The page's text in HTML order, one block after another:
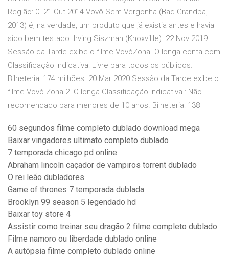
Região: 0 21 Out 2014 Vovô Sem Vergonha (Bad Grandpa,
2013) é, na verdade, um produto que já existia antes e havia
sido bem testado. Irving Siszman (Knoxvillle) 22 Nov 2019
Sessão da Tarde exibe o filme VovóZona. O longa conta com
Classificação Indicativa: Livre para todos os públicos.
Bilheteria: 174 milhões 20 Mar 2020 Sessão da Tarde exibe o
filme Vovó Zona 2. O longa Classificação Indicativa : Não
recomendado para menores de 10 anos. Bilheteria: 138
60 segundos filme completo dublado download mega
Baixar vingadores ultimato completo dublado
7 temporada chicago pd online
Abraham lincoln caçador de vampiros torrent dublado
O rei leão dubladores
Game of thrones 7 temporada dublada
Brooklyn 99 season 5 legendado hd
Baixar toy store 4
Assistir como treinar seu dragão 2 filme completo dublado
Filme namoro ou liberdade dublado online
A autópsia filme completo dublado online